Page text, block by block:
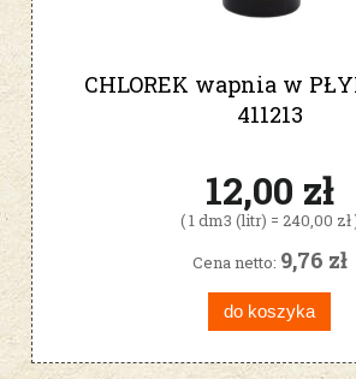
CHLOREK wapnia w
411213
12,00 zł
( 1 dm3 (litr) = 240,00 zł
Cena netto: 9,76 zł
do koszyka